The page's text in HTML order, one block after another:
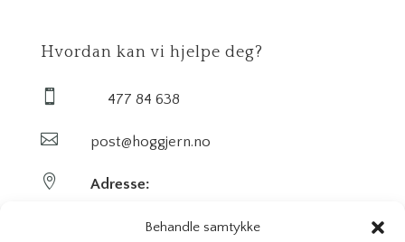
Behandle samtykke
Hvordan kan vi hjelpe deg?
 477 84 638
 post@hoggjern.no
 Adresse:
Sekel AS